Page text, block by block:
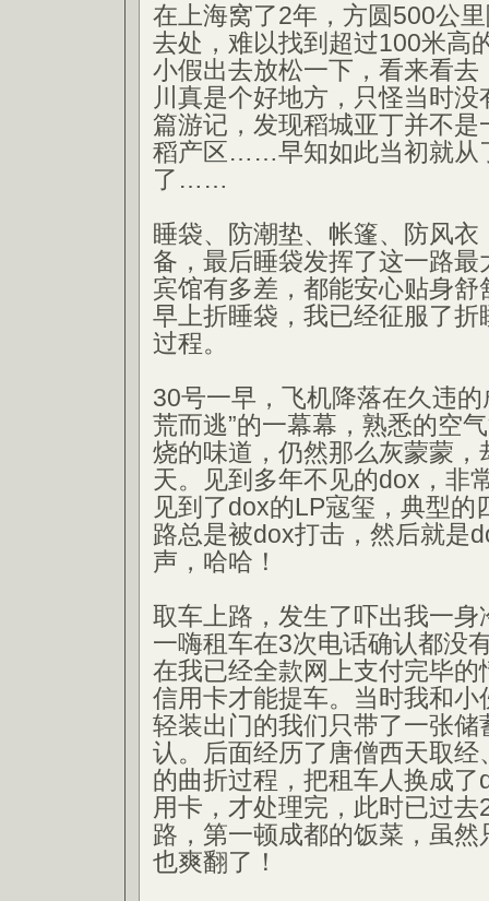
在上海窝了2年，方圆500公
去处，难以找到超过100米高
小假出去放松一下，看来看
川真是个好地方，只怪当时
篇游记，发现稻城亚丁并不是
稻产区……早知如此当初就从
了……
睡袋、防潮垫、帐篷、防风衣
备，最后睡袋发挥了这一路
宾馆有多差，都能安心贴身
早上折睡袋，我已经征服了折
过程。
30号一早，飞机降落在久违
荒而逃”的一幕幕，熟悉的空
烧的味道，仍然那么灰蒙蒙，
天。见到多年不见的dox，非
见到了dox的LP寇玺，典型的
路总是被dox打击，然后就是
声，哈哈！
取车上路，发生了吓出我一身
一嗨租车在3次电话确认都没
在我已经全款网上支付完毕的
信用卡才能提车。当时我和小
轻装出门的我们只带了一张储
认。后面经历了唐僧西天取
的曲折过程，把租车人换成
用卡，才处理完，此时已过
路，第一顿成都的饭菜，虽
也爽翻了！